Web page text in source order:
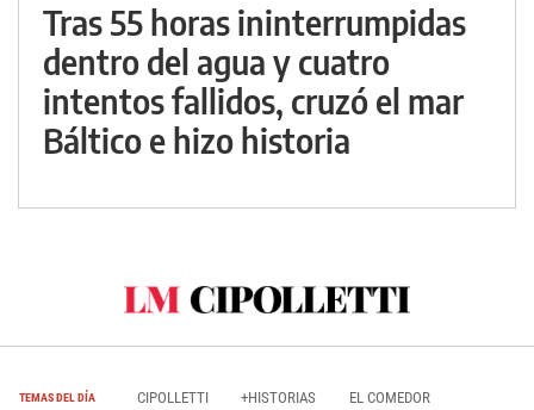
Tras 55 horas ininterrumpidas
dentro del agua y cuatro
intentos fallidos, cruzó el mar
Báltico e hizo historia
TEMAS DEL DÍA CIPOLLETTI +HISTORIAS EL COMEDOR